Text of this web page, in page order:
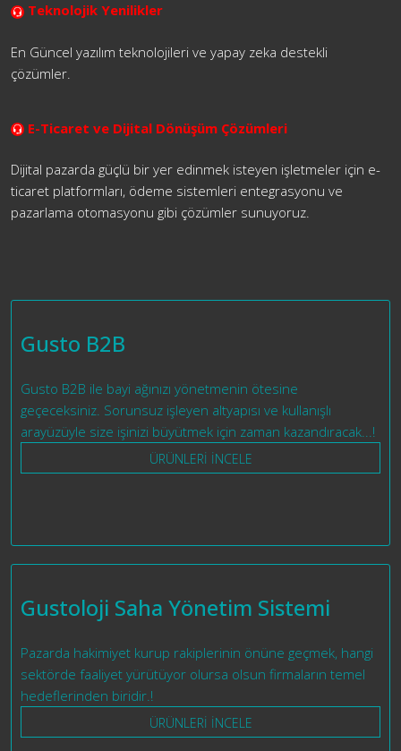
Teknolojik Yenilikler
En Güncel yazılım teknolojileri ve yapay zeka destekli
çözümler.
E-Ticaret ve Dijital Dönüşüm Çözümleri
Dijital pazarda güçlü bir yer edinmek isteyen işletmeler için e-
ticaret platformları, ödeme sistemleri entegrasyonu ve
pazarlama otomasyonu gibi çözümler sunuyoruz.
Gusto B2B
Gusto B2B ile bayi ağınızı yönetmenin ötesine
geçeceksiniz. Sorunsuz işleyen altyapısı ve kullanışlı
arayüzüyle size işinizi büyütmek için zaman kazandıracak...!
ÜRÜNLERİ İNCELE
Gustoloji Saha Yönetim Sistemi
Pazarda hakimiyet kurup rakiplerinin önüne geçmek, hangi
sektörde faaliyet yürütüyor olursa olsun firmaların temel
hedeflerinden biridir.!
ÜRÜNLERİ İNCELE